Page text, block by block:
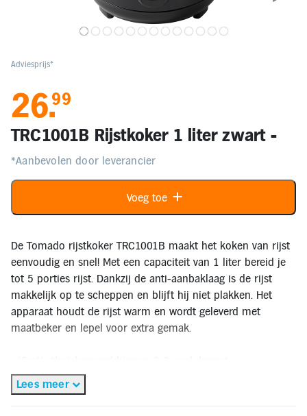
Kids en Baby
Persoonlijke verzorging
Onderweg en Reizen
Sport, Spel en Bewegen
account
Mijn
bestellingen
Inloggen
Toegankelijkheid
Verbeter
het
kleurcontrast
TRC1001B Rijstkoker 1 liter zwart -
*Aanbevolen door leverancier
26.99
Adviesprijs*
Voeg toe
De Tomado rijstkoker TRC1001B maakt het koken van rijst
eenvoudig en snel! Met een capaciteit van 1 liter bereid je
tot 5 porties rijst. Dankzij de anti-aanbaklaag is de rijst
makkelijk op te scheppen en blijft hij niet plakken. Het
apparaat houdt de rijst warm en wordt geleverd met
maatbeker en lepel voor extra gemak.
✅Gratis retourneren binnen 14 dagen**
🔔OP = OP
Lees meer